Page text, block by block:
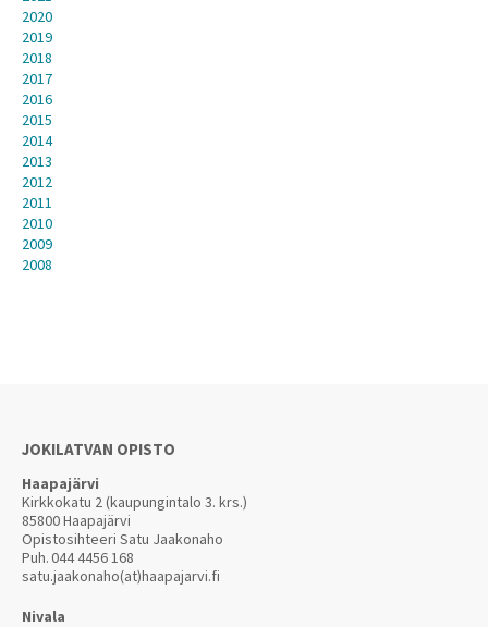
2020
2019
2018
2017
2016
2015
2014
2013
2012
2011
2010
2009
2008
JOKILATVAN OPISTO
Haapajärvi
Kirkkokatu 2 (kaupungintalo 3. krs.)
85800 Haapajärvi
Opistosihteeri Satu Jaakonaho
Puh.044 4456 168
satu.jaakonaho(at)haapajarvi.fi
Nivala